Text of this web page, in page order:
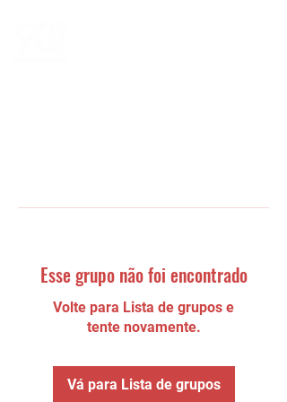
Esse grupo não foi encontrado
Volte para Lista de grupos e
tente novamente.
Vá para Lista de grupos